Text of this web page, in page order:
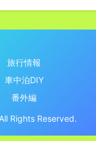
旅行情報
車中泊DIY
番外編
Rights Reserved.